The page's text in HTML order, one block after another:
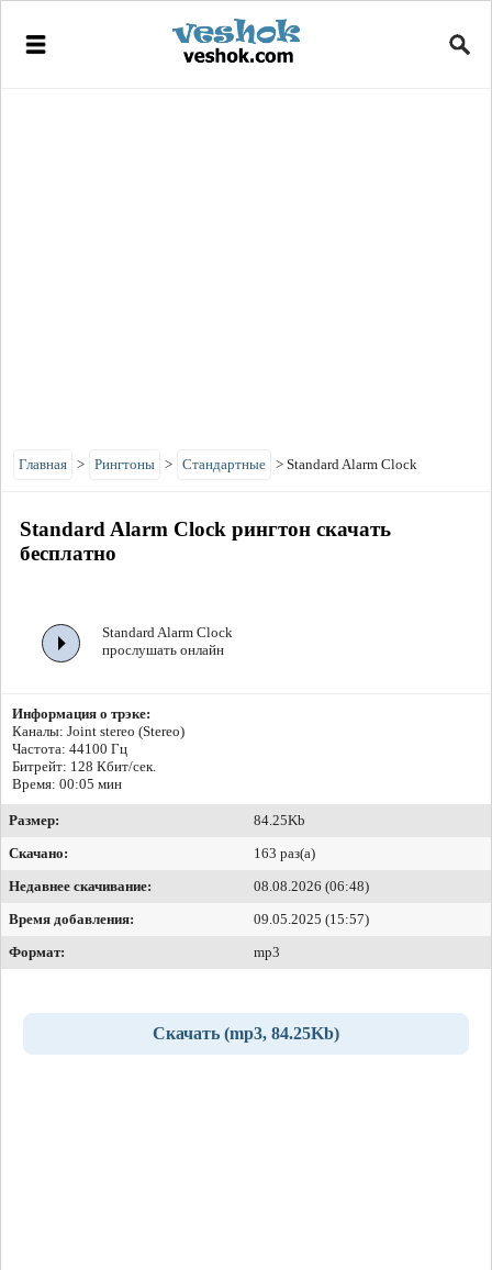
Главная > Рингтоны > Стандартные > Standard Alarm Clock
Standard Alarm Clock рингтон скачать
бесплатно
Standard Alarm Clock
прослушать онлайн
Информация о трэке:
Каналы: Joint stereo (Stereo)
Частота: 44100 Гц
Битрейт: 128 Кбит/сек.
Время: 00:05 мин
Размер:
84.25Kb
Скачано:
163 раз(а)
Недавнее скачивание:
08.08.2026 (06:48)
Время добавления:
09.05.2025 (15:57)
Формат:
mp3
Скачать (mp3, 84.25Kb)